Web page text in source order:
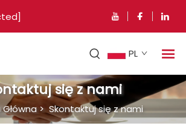
PL
się z nami
> Skontaktuj się z nami